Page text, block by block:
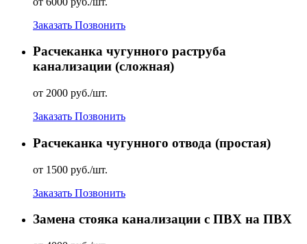
Заказать Позвонить
Расчеканка чугунного раструба
канализации (сложная)
от 2000 руб./шт.
Заказать Позвонить
Расчеканка чугунного отвода (простая)
от 1500 руб./шт.
Заказать Позвонить
Замена стояка канализации с ПВХ на ПВХ